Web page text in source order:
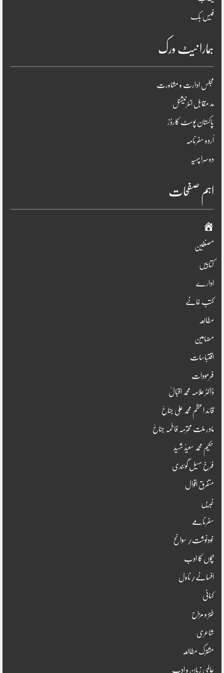
فیس بک
ہمارا نیٹ ورک
مجلس ادارت و مشاورت
مد مقابل انٹرنیشنل
پاکستان پوسٹ کارڈز
اُردو سفرنامہ
دوسرا پہیہ
اہم صفحات
صفحہ
اوّل
مصنفین
کتابیں
ادارے
کتب خانے
مطالعہ
مضامین
اقتباسات
فرمودات
ڈاکٹر علامہ محمد اقبالؒ
قائد اعظم محمد علی جناحؒ
مادرِ ملت محترمہ فاطمہ جناحؒ
حکیم محمد سعیدؒ شہید
فرخ سہیل گوئندی
متفرق اقوال
خبریں
سفرنامے
خودنوشت/ سوانح
بچوں کا ادب
افسانے/ناول
کہانی
طنز و مزاح
شاعری
مشترک مطالعہ
عالمی زبان و ادب